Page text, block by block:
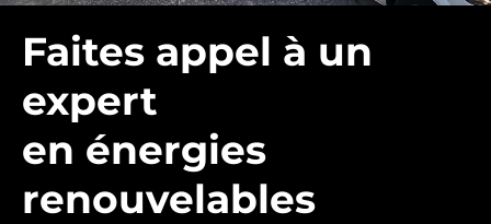
Faites appel à un
expert
en énergies
renouvelables